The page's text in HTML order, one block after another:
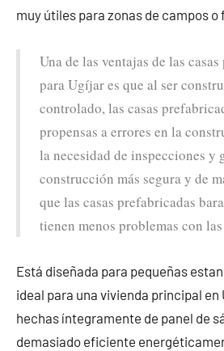
muy útiles para zonas de campos o
Una de las ventajas de las
para Ugíjar es que al ser
controlado, las casas
propensas a errores en la
la necesidad de inspecciones y
construcción más segura y de
que las casas prefabricadas
tienen menos problemas con
Está diseñada para pequeñas
ideal para una vivienda principal en
hechas íntegramente de panel de
demasiado eficiente